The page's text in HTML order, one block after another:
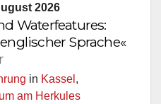
2026
Waterfeatures:
Sprache«
in Kassel ,
am Herkules